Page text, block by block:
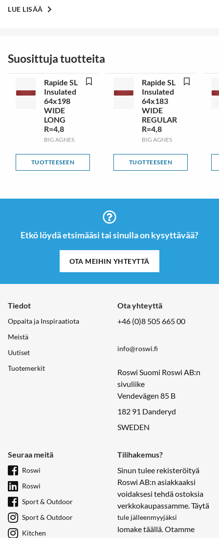
LUE LISÄÄ
Suosittuja tuotteita
Rapide SL
Insulated
64x198
WIDE
LONG
R=4,8
BIG AGNES
TUOTTEESEEN
Rapide SL
Insulated
64x183
WIDE
REGULAR
R=4,8
BIG AGNES
TUOTTEESEEN
Etkö löydä etsimääsi tai sinulla on kysyttävää?
OTA MEIHIN YHTEYTTÄ
Tiedot
Oppaita ja Inspiraatiota
Meistä
Uutiset
Tuotemerkit
Ota yhteyttä
+46 (0)8 505 665 00
info@roswi.fi
Roswi Suomi Roswi AB:n
sivuliike
Vendevägen 85 B
182 91 Danderyd
SWEDEN
Seuraa meitä
Roswi
Roswi
Sport & Outdoor
Sport & Outdoor
Kitchen
Tilihakemus?
Sinun tulee rekisteröityä
Roswi AB:n asiakkaaksi
voidaksesi tehdä ostoksia
verkkokaupassamme. Täytä
tule jälleenmyyjäksi
lomake täällä. Otamme